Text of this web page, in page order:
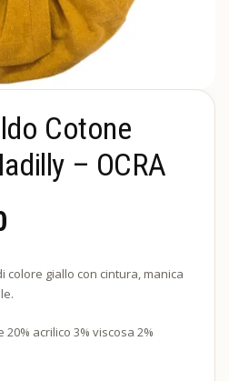
Cotone
– OCRA
colore giallo con cintura, manica
acrilico 3% viscosa 2%